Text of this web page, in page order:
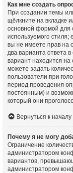
Как мне создать
При создании темы
щёлкните на вкладке
основной формой для
используемого стиля;
вы не имеете прав на
два варианта ответа
вариант находится на
можете задать
пользователи при
период проведения
постоянным) и
который они
Вернуться к началу
Почему я не могу
Ограничение
администратором
вариантов,
администратором